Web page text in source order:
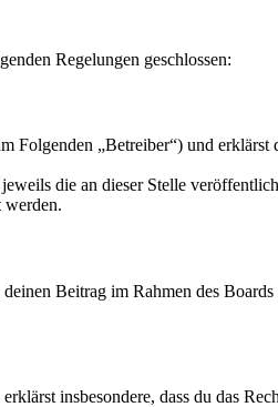
Regelungen geschlossen:
Folgenden „Betreiber“) und erklärst
die an dieser Stelle
werden.
Beitrag im Rahmen des Boards
insbesondere, dass du das